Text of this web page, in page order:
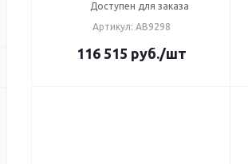
Доступен для заказа
Артикул: AB9298
116 515 руб./шт